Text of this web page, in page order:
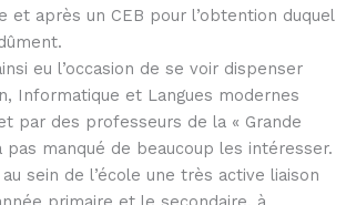
et après un CEB pour l’obtention duquel
eu l’occasion de se voir dispenser
Informatique et Langues modernes
par des professeurs de la « Grande
pas manqué de beaucoup les intéresser.
sein de l’école une très active liaison